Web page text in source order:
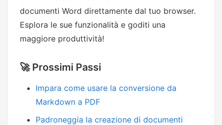
documenti Word direttamente dal tuo browser.
Esplora le sue funzionalità e goditi una
maggiore produttività!
🚀 Prossimi Passi
Impara come usare la conversione da
Markdown a PDF
Padroneggia la creazione di documenti